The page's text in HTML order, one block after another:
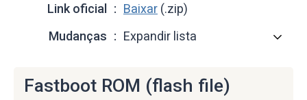
Link oficial
Baixar (.zip)
Mudanças
Expandir lista
Fastboot ROM (flash file)